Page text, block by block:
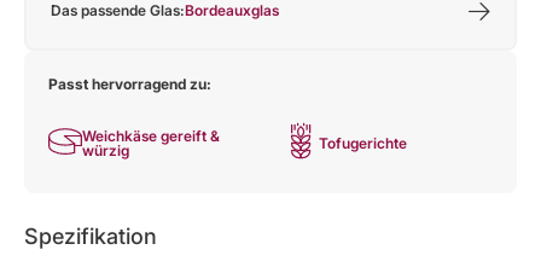
Das passende Glas:Bordeauxglas
Passt hervorragend zu:
Weichkäse gereift &
würzig
Tofugerichte
Spezifikation